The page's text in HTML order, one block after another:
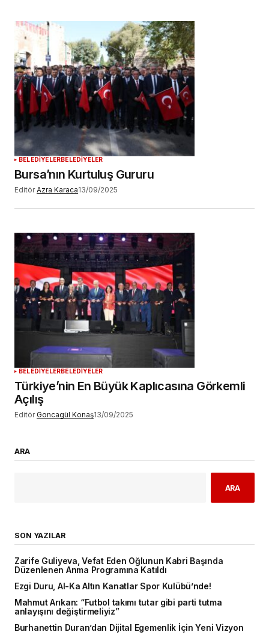
BELEDİYELERBELEDİYELER
Bursa’nın Kurtuluş Gururu
Editör Azra Karaca13/09/2025
BELEDİYELERBELEDİYELER
Türkiye’nin En Büyük Kaplıcasına Görkemli
Açılış
Editör Goncagül Konaş13/09/2025
ARA
ARA
SON YAZILAR
Zarife Guliyeva, Vefat Eden Oğlunun Kabri Başında
Düzenlenen Anma Programına Katıldı
Ezgi Duru, Al-Ka Altın Kanatlar Spor Kulübü’nde!
Mahmut Arıkan: “Futbol takımı tutar gibi parti tutma
anlayışını değiştirmeliyiz”
Burhanettin Duran’dan Dijital Egemenlik İçin Yeni Vizyon